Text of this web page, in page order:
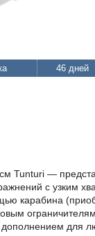
46 дней
Tunturi —
с узким
карабина
для